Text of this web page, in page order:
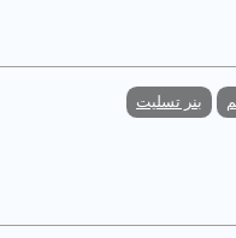
بنر تسلیت